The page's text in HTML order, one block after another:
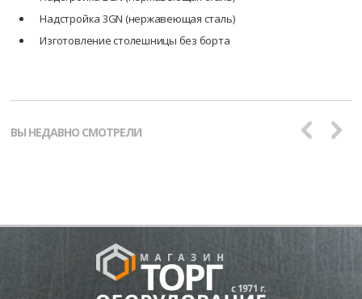
Надстройка 3GN (нержавеющая сталь)
Изготовление столешницы без борта
ВЫ НЕДАВНО СМОТРЕЛИ